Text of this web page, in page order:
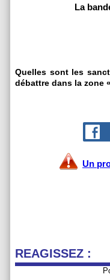
La
Quelles sont les
débattre dans la zone «
Un
REAGISSEZ :